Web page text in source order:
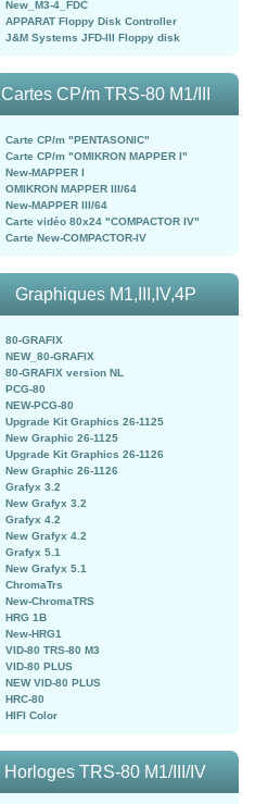
New_M3-4_FDC
APPARAT Floppy Disk Controller
J&M Systems JFD-III Floppy disk
Cartes CP/m TRS-80 M1/III
Carte CP/m "PENTASONIC"
Carte CP/m "OMIKRON MAPPER I"
New-MAPPER I
OMIKRON MAPPER III/64
New-MAPPER III/64
Carte vidéo 80x24 "COMPACTOR IV"
Carte New-COMPACTOR-IV
Graphiques M1,III,IV,4P
80-GRAFIX
NEW_80-GRAFIX
80-GRAFIX version NL
PCG-80
NEW-PCG-80
Upgrade Kit Graphics 26-1125
New Graphic 26-1125
Upgrade Kit Graphics 26-1126
New Graphic 26-1126
Grafyx 3.2
New Grafyx 3.2
Grafyx 4.2
New Grafyx 4.2
Grafyx 5.1
New Grafyx 5.1
ChromaTrs
New-ChromaTRS
HRG 1B
New-HRG1
VID-80 TRS-80 M3
VID-80 PLUS
NEW VID-80 PLUS
HRC-80
HIFI Color
Horloges TRS-80 M1/III/IV